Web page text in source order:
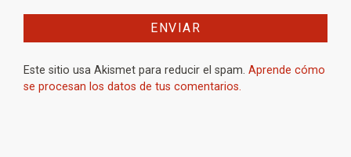
Este sitio usa Akismet para reducir el spam. Aprende cómo
se procesan los datos de tus comentarios.